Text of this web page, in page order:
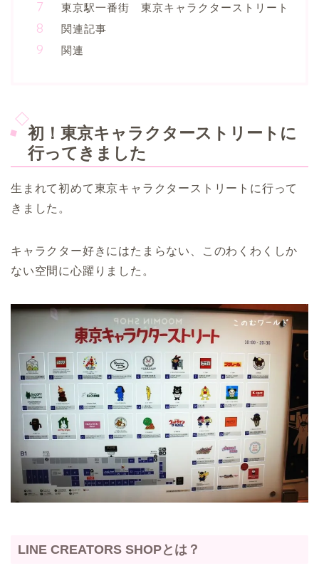
東京駅一番街 東京キャラクターストリート
関連記事
関連
初！東京キャラクターストリートに
行ってきました
生まれて初めて東京キャラクターストリートに行って
きました。
キャラクター好きにはたまらない、このわくわくしか
ない空間に心躍りました。
LINE CREATORS SHOPとは？